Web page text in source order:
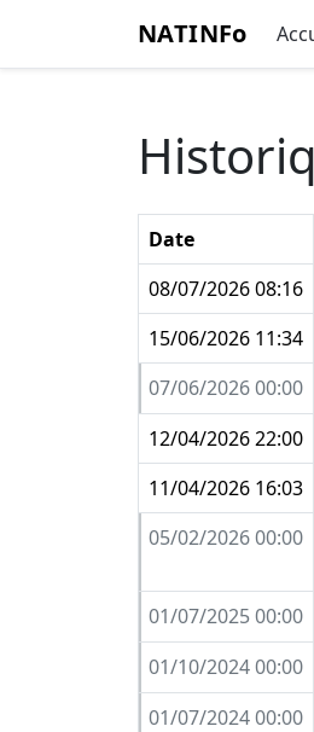
NATINFo
Date
08/07/2026 08:16
15/06/2026 11:34
07/06/2026 00:00
12/04/2026 22:00
11/04/2026 16:03
05/02/2026 00:00
01/07/2025 00:00
01/10/2024 00:00
01/07/2024 00:00